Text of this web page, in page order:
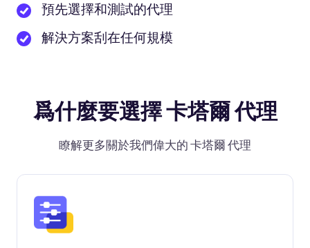
預先選擇和測試的代理
解決方案刮在任何規模
爲什麼要選擇 卡塔爾 代理
瞭解更多關於我們偉大的 卡塔爾 代理